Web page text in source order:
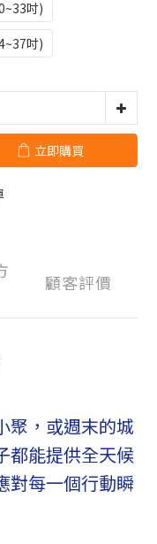
吋)
吋)
立即購買
顧客評價
聚，或週末的城
都能提供全天候
對每一個行動瞬